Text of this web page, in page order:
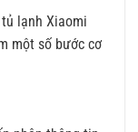
lạnh Xiaomi
một số bước cơ